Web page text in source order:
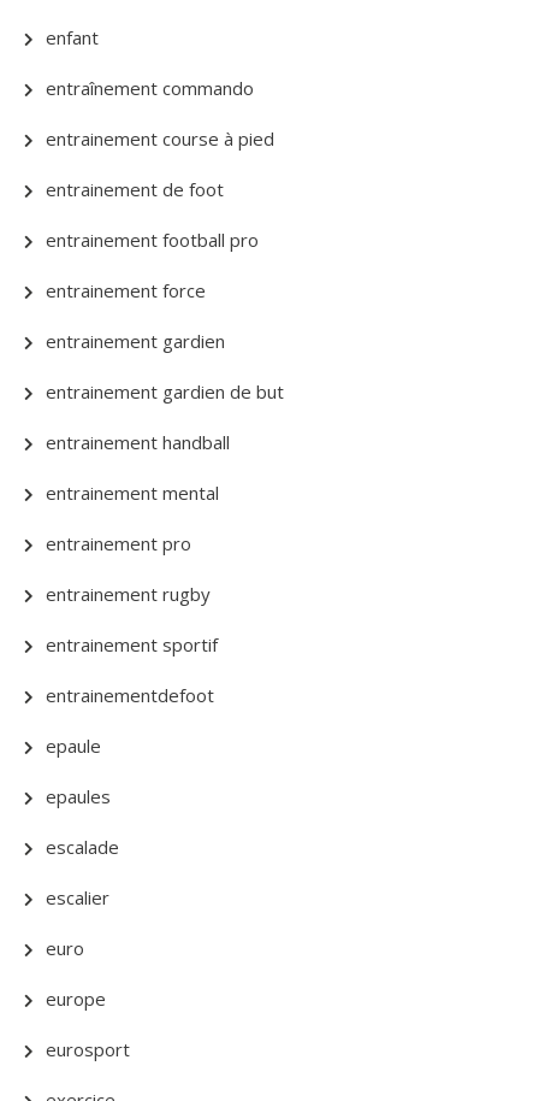
enfant
entraînement commando
entrainement course à pied
entrainement de foot
entrainement football pro
entrainement force
entrainement gardien
entrainement gardien de but
entrainement handball
entrainement mental
entrainement pro
entrainement rugby
entrainement sportif
entrainementdefoot
epaule
epaules
escalade
escalier
euro
europe
eurosport